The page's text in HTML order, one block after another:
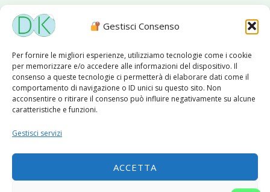
Gestisci Consenso
Per fornire le migliori esperienze, utilizziamo tecnologie come i cookie
per memorizzare e/o accedere alle informazioni del dispositivo. Il
consenso a queste tecnologie ci permetterà di elaborare dati come il
comportamento di navigazione o ID unici su questo sito. Non
acconsentire o ritirare il consenso può influire negativamente su alcune
caratteristiche e funzioni.
Gestisci servizi
ACCETTA
Sanificazioni ambientali
|Sito web